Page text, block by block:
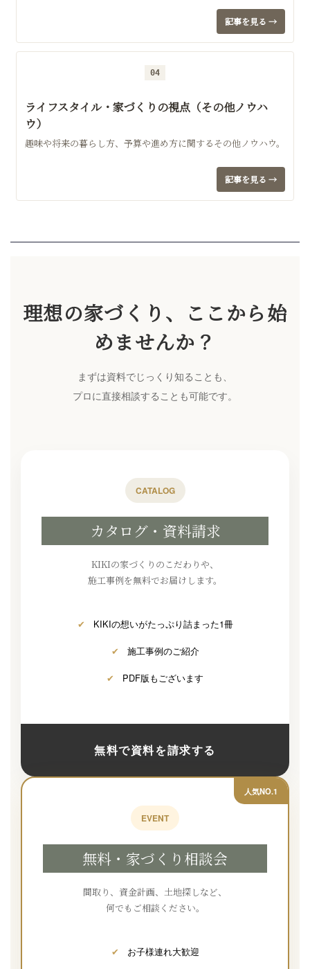
記事を見る →
04
ライフスタイル・家づくりの視点（その他ノウハ
ウ）
趣味や将来の暮らし方、予算や進め方に関するその他ノウハウ。
記事を見る →
理想の家づくり、ここから始
めませんか？
まずは資料でじっくり知ることも、
プロに直接相談することも可能です。
CATALOG
カタログ・資料請求
KIKIの家づくりのこだわりや、
施工事例を無料でお届けします。
✔ KIKIの想いがたっぷり詰まった1冊
✔ 施工事例のご紹介
✔ PDF版もございます
無料で資料を請求する
人気NO.1
EVENT
無料・家づくり相談会
間取り、資金計画、土地探しなど、
何でもご相談ください。
✔ お子様連れ大歓迎